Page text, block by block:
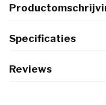
Specificaties
Reviews